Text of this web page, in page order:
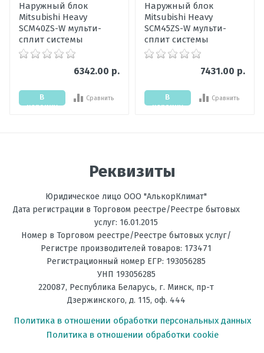
Ваше сообщение
Наружный блок
Mitsubishi Heavy
SCM40ZS-W мульти-
сплит системы
6342.00 р.
В
корзину
Сравнить
Наружный блок
Mitsubishi Heavy
SCM45ZS-W мульти-
сплит системы
7431.00 р.
В
корзину
Сравнить
Реквизиты
Юридическое лицо ООО "АлькорКлимат"
Дата регистрации в Торговом реестре/Реестре бытовых
услуг: 16.01.2015
Номер в Торговом реестре/Реестре бытовых услуг/
Регистре производителей товаров: 173471
Регистрационный номер ЕГР: 193056285
УНП 193056285
220087, Республика Беларусь, г. Минск, пр-т
Дзержинского, д. 115, оф. 444
Политика в отношении обработки персональных данных
Политика в отношении обработки cookie